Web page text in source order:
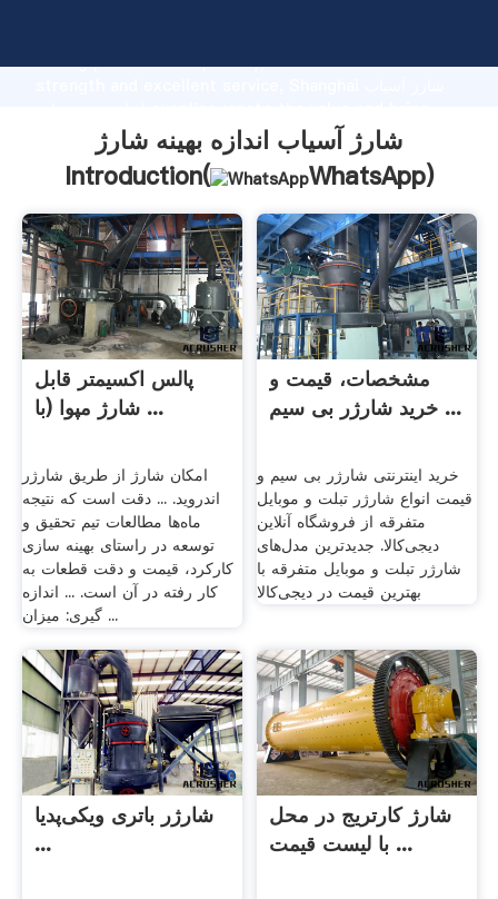
strong production capability, advanced research
values to all of customers.
شارژ آسیاب اندازه بهینه شارژ
Introduction(
WhatsApp)
پالس اکسیمتر قابل
شارژ مپوا (با ...
امکان شارژ از طریق شارژر
اندروید. ... دقت است که نتیجه
ماه‌ها مطالعات تیم تحقیق و
توسعه در راستای بهینه سازی
کارکرد، قیمت و دقت قطعات به
کار رفته در آن است. ... اندازه
گیری: میزان ...
مشخصات، قیمت و
خرید شارژر بی سیم ...
خرید اینترنتی شارژر بی سیم و
قیمت انواع شارژر تبلت و موبایل
متفرقه از فروشگاه آنلاین
دیجی‌کالا. جدیدترین مدل‌های
شارژر تبلت و موبایل متفرقه با
بهترین قیمت در دیجی‌کالا
شارژر باتری ویکی‌پدیا
...
شارژ کارتریج در محل
با لیست قیمت ...